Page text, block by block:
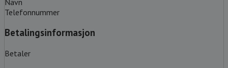
Telefonnummer
Betalingsinformasjon
Betaler